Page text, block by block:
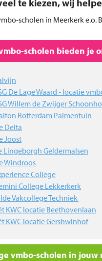
te kiezen, wij
scholen in Meerkerk
scholen bieden
De Lage Waard - locatie
Willem de Zwijger
Rotterdam Palmentuin
Delta
Joost
Lingeborgh Geldermalsen
Windroos
College
College Lekkerkerk
Vakcollege Techniek
KWC locatie Beethovenlaan
KWC locatie Gershwinhof
vmbo-scholen in jouw